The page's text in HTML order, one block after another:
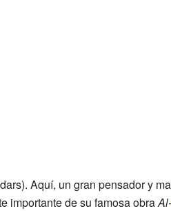
Aquí, un gran pensador y
importante de su famosa obraAl-